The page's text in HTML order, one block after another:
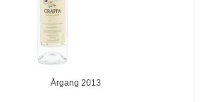
Årgang 2013